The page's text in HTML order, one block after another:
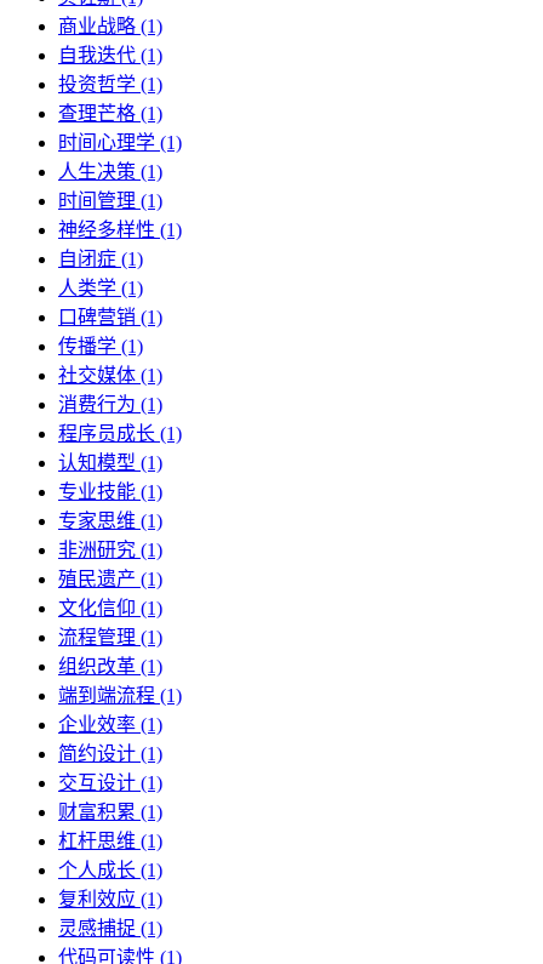
商业战略 (1)
自我迭代 (1)
投资哲学 (1)
查理芒格 (1)
时间心理学 (1)
人生决策 (1)
时间管理 (1)
神经多样性 (1)
自闭症 (1)
人类学 (1)
口碑营销 (1)
传播学 (1)
社交媒体 (1)
消费行为 (1)
程序员成长 (1)
认知模型 (1)
专业技能 (1)
专家思维 (1)
非洲研究 (1)
殖民遗产 (1)
文化信仰 (1)
流程管理 (1)
组织改革 (1)
端到端流程 (1)
企业效率 (1)
简约设计 (1)
交互设计 (1)
财富积累 (1)
杠杆思维 (1)
个人成长 (1)
复利效应 (1)
灵感捕捉 (1)
代码可读性 (1)